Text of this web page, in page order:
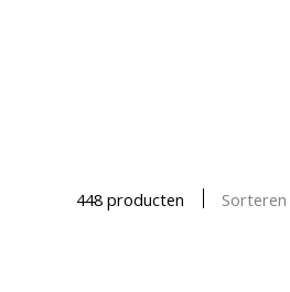
448 producten